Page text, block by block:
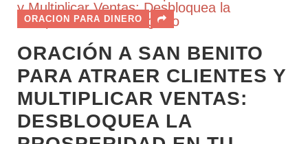
ORACION PARA DINERO
ORACIÓN A SAN BENITO
PARA ATRAER CLIENTES Y
MULTIPLICAR VENTAS:
DESBLOQUEA LA